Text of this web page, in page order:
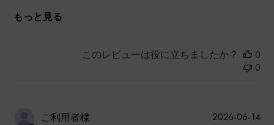
もっと見る
このレビューは役に立ちましたか？
0
0
ご利用者様
公
2026-06-14